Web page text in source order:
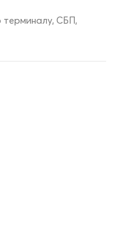
терминалу, СБП,